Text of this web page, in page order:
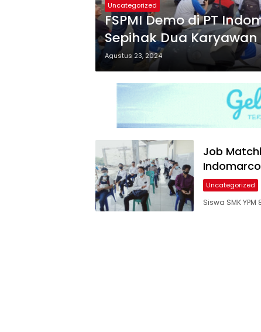
Uncategorized
FSPMI Demo di PT
Sepihak Dua Karyawan
Agustus 23, 2024
Job
Uncategorized
Siswa SMK